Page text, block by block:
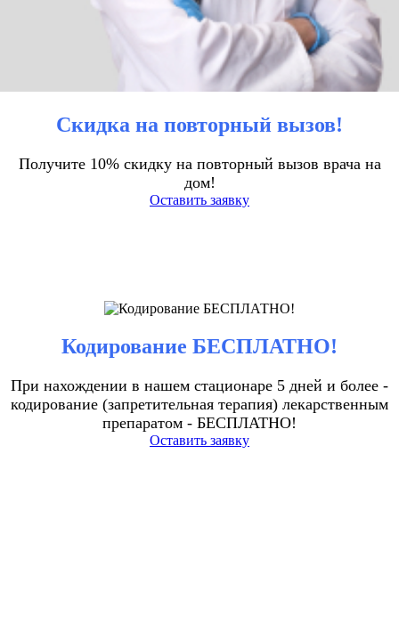
Скидка на повторный вызов!
Получите 10% скидку на повторный вызов врача на
дом!
Оставить заявку
Кодирование БЕСПЛАТНО!
При нахождении в нашем стационаре 5 дней и более -
кодирование (запретительная терапия) лекарственным
препаратом - БЕСПЛАТНО!
Оставить заявку